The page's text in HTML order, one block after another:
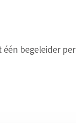
begeleider per